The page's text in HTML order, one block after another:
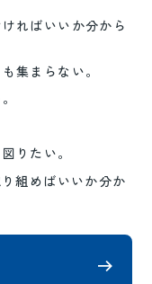
ればいいか分から
集まらない。
りたい。
組めばいいか分か